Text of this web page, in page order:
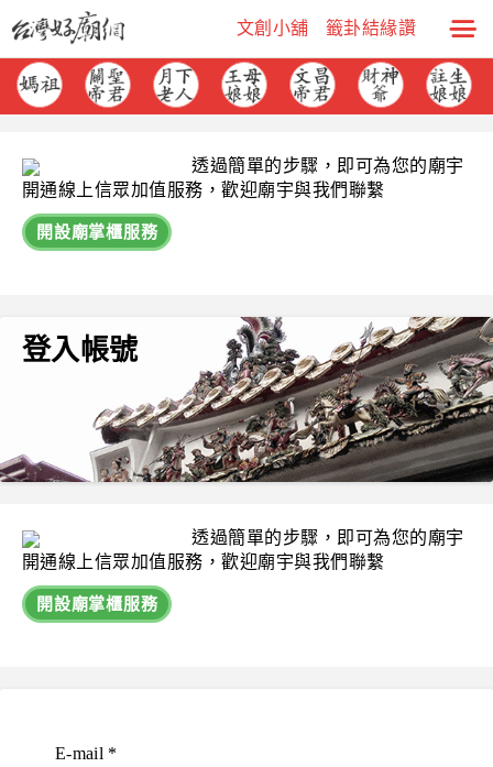
籤卦結緣讚
文創小舖
透過簡單的步驟，即可為您的廟宇
開通線上信眾加值服務，歡迎廟宇與我們聯繫
開設廟掌櫃服務
登入帳號
透過簡單的步驟，即可為您的廟宇
開通線上信眾加值服務，歡迎廟宇與我們聯繫
開設廟掌櫃服務
E-mail *